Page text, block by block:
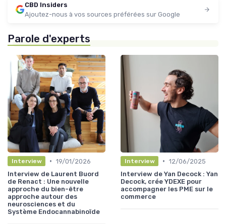
CBD Insiders
Ajoutez-nous à vos sources préférées sur Google
Parole d'experts
Interview • 19/01/2026
Interview de Laurent Buord
de Renact : Une nouvelle
approche du bien-être
approche autour des
neurosciences et du
Système Endocannabinoïde
Interview • 12/06/2025
Interview de Yan Decock : Yan
Decock, crée YDEXE pour
accompagner les PME sur le
commerce